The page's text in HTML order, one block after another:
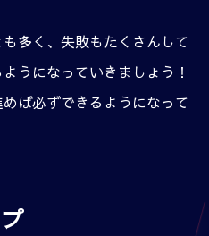
多く、失敗もたくさんして
うになっていきましょう！
ば必ずできるようになって